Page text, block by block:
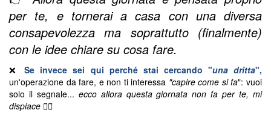
per te, e tornerai a casa con una diversa
consapevolezza ma soprattutto (finalmente)
con le idee chiare su cosa fare.
❌ Se invece sei qui perché stai cercando "una dritta",
un'operazione da fare, e non ti interessa "capire come si fa": vuoi
solo il segnale... ecco allora questa giornata non fa per te, mi
dispiace 🤷‍♂️